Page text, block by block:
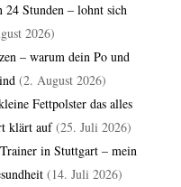
Stunden – lohnt sich
2026)
– warum dein Po und
(2. August 2026)
Fettpolster das alles
klärt auf (25. Juli 2026)
in Stuttgart – mein
(14. Juli 2026)